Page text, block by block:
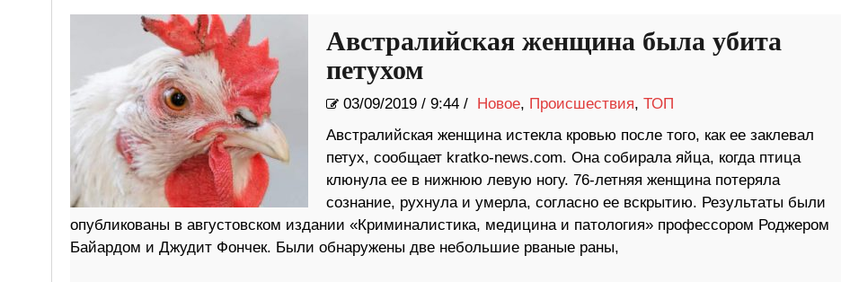
Австралийская женщина была убита
петухом
03/09/2019/ 9:44 / Новое, Происшествия, ТОП
Австралийская женщина истекла кровью после того, как ее заклевал
петух, сообщает kratko-news.com. Она собирала яйца, когда птица
клюнула ее в нижнюю левую ногу. 76-летняя женщина потеряла
сознание, рухнула и умерла, согласно ее вскрытию. Результаты были
опубликованы в августовском издании «Криминалистика, медицина и патология» профессором Роджером
Байардом и Джудит Фончек. Были обнаружены две небольшие рваные раны,